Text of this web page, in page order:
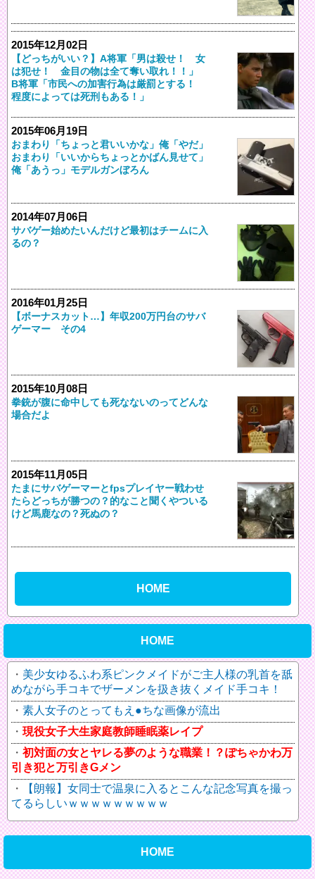
2015年12月02日
【どっちがいい？】A将軍「男は殺せ！ 女
は犯せ！ 金目の物は全て奪い取れ！！」
B将軍「市民への加害行為は厳罰とする！
程度によっては死刑もある！」
2015年06月19日
おまわり「ちょっと君いいかな」俺「やだ」
おまわり「いいからちょっとかばん見せて」
俺「あうっ」モデルガンぼろん
2014年07月06日
サバゲー始めたいんだけど最初はチームに入
るの？
2016年01月25日
【ボーナスカット…】年収200万円台のサバ
ゲーマー その4
2015年10月08日
拳銃が腹に命中しても死なないのってどんな
場合だよ
2015年11月05日
たまにサバゲーマーとfpsプレイヤー戦わせ
たらどっちが勝つの？的なこと聞くやついる
けど馬鹿なの？死ぬの？
HOME
HOME
美少女ゆるふわ系ピンクメイドがご主人様の乳首を舐
めながら手コキでザーメンを扱き抜くメイド手コキ！
素人女子のとってもえ●ちな画像が流出
現役女子大生家庭教師睡眠薬レイプ
初対面の女とヤレる夢のような職業！？ぽちゃかわ万
引き犯と万引きGメン
【朗報】女同士で温泉に入るとこんな記念写真を撮っ
てるらしいｗｗｗｗｗｗｗｗｗ
HOME